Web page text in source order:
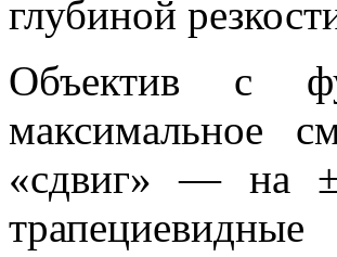
глубиной
Объектив с
максимальное
«сдвиг» — на